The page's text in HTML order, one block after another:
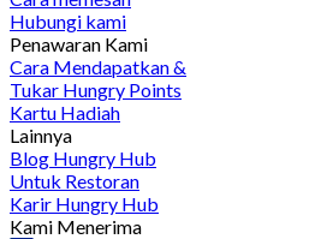
Hubungi kami
Penawaran Kami
Cara Mendapatkan &
Tukar Hungry Points
Kartu Hadiah
Lainnya
Blog Hungry Hub
Untuk Restoran
Karir Hungry Hub
Kami Menerima